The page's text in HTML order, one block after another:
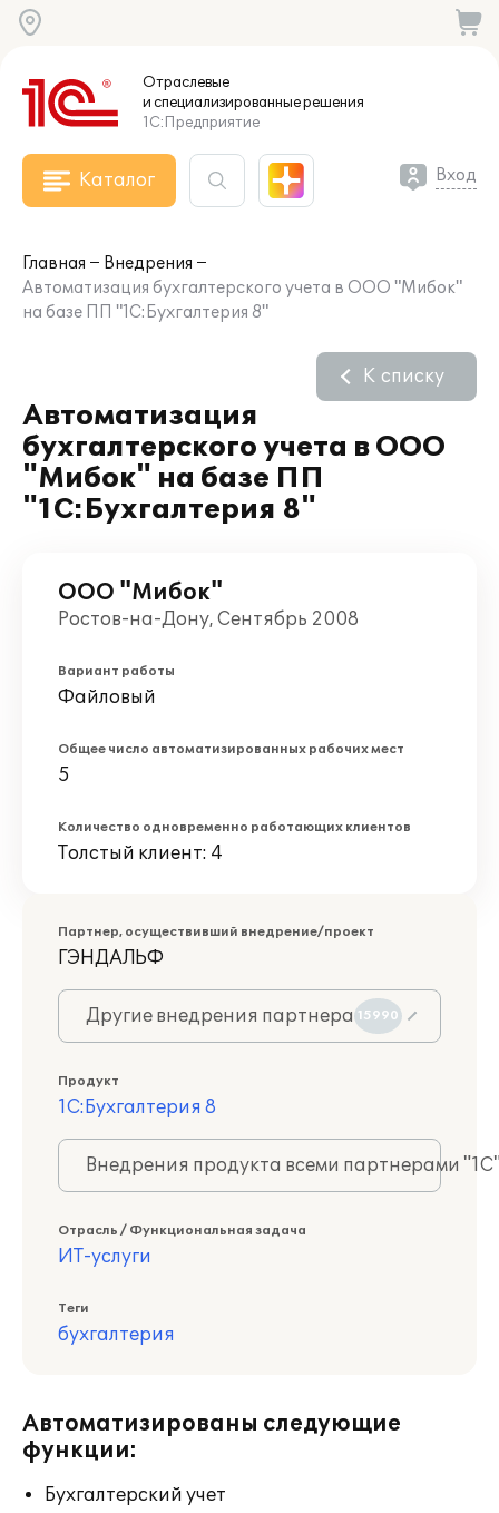
Отраслевые
и специализированныерешения
1С:Предприятие
Каталог Вход
Главная
Внедрения
Автоматизация бухгалтерского учета в ООО "Мибок"
на базе ПП "1С:Бухгалтерия 8"
Автоматизация
бухгалтерского учета в ООО
"Мибок" на базе ПП
"1С:Бухгалтерия 8"
К списку
ООО "Мибок"
Ростов-на-Дону, Сентябрь 2008
Вариант работы
Файловый
Общее число автоматизированных рабочих мест
5
Количество одновременно работающих клиентов
Толстый клиент: 4
Партнер, осуществивший внедрение/проект
ГЭНДАЛЬФ
Другие внедрения партнера 15990
Продукт
1С:Бухгалтерия 8
Внедрения продукта всеми партнерами
Отрасль / Функциональная задача
ИТ-услуги
Теги
бухгалтерия
Автоматизированы следующие
функции:
Бухгалтерский учет